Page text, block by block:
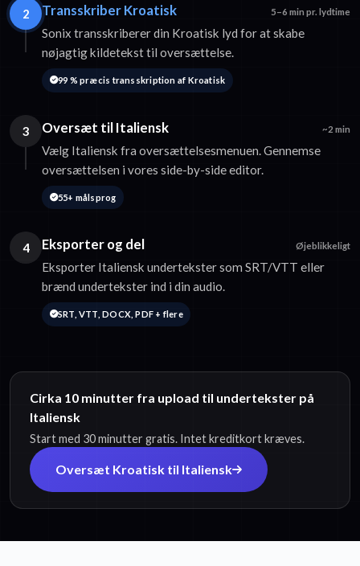
2 Transskriber Kroatisk 5–6 min pr. lydtime
Sonix transskriberer din Kroatisk lyd for at skabe
nøjagtig kildetekst til oversættelse.
99 % præcis transskription af Kroatisk
3 Oversæt til Italiensk ~2 min
Vælg Italiensk fra oversættelsesmenuen. Gennemse
oversættelsen i vores side-by-side editor.
55+ målsprog
4 Eksporter og del Øjeblikkeligt
Eksporter Italiensk undertekster som SRT/VTT eller
brænd undertekster ind i din audio.
SRT, VTT, DOCX, PDF + flere
Cirka 10 minutter fra upload til undertekster på
Italiensk
Start med 30 minutter gratis. Intet kreditkort kræves.
Oversæt Kroatisk til Italiensk